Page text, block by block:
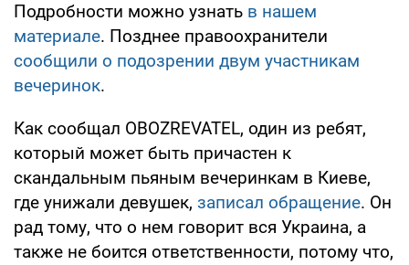
Подробности можно узнать в нашем
материале. Позднее правоохранители
сообщили о подозрении двум участникам
вечеринок.
Как сообщал OBOZREVATEL, один из ребят,
который может быть причастен к
скандальным пьяным вечеринкам в Киеве,
где унижали девушек, записал обращение. Он
рад тому, что о нем говорит вся Украина, а
также не боится ответственности, потому что,